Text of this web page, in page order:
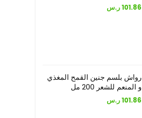
101.86ر.س
رواش بلسم جنين القمح المغذي
و المنعم للشعر 200 مل
101.86ر.س